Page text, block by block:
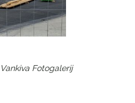
Fotogalerij